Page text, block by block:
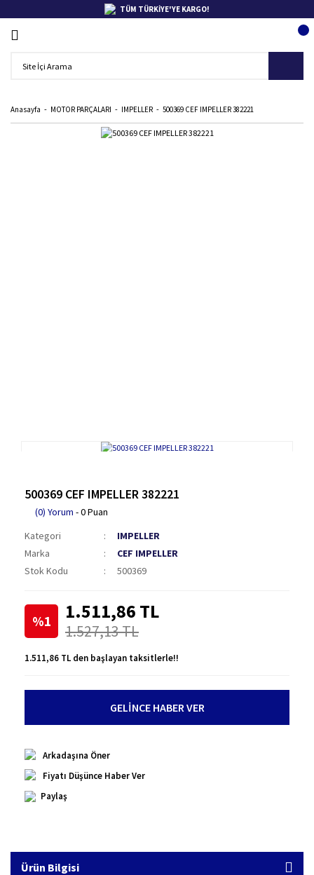
TÜM TÜRKİYE'YE KARGO!
Anasayfa MOTOR PARÇALARI IMPELLER 500369 CEF IMPELLER 382221
500369 CEF IMPELLER 382221
(0) Yorum - 0 Puan
Kategori
IMPELLER
Marka
CEF IMPELLER
Stok Kodu
500369
%1 1.511,86 TL
1.527,13 TL
1.511,86 TL den başlayan taksitlerle!!
GELİNCE HABER VER
Arkadaşına Öner
Fiyatı Düşünce Haber Ver
Paylaş
Ürün Bilgisi